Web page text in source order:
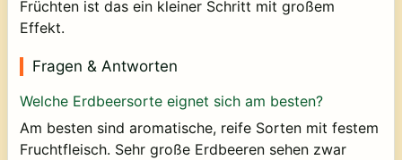
Früchten ist das ein kleiner Schritt mit großem
Effekt.
Fragen & Antworten
Welche Erdbeersorte eignet sich am besten?
Am besten sind aromatische, reife Sorten mit festem
Fruchtfleisch. Sehr große Erdbeeren sehen zwar